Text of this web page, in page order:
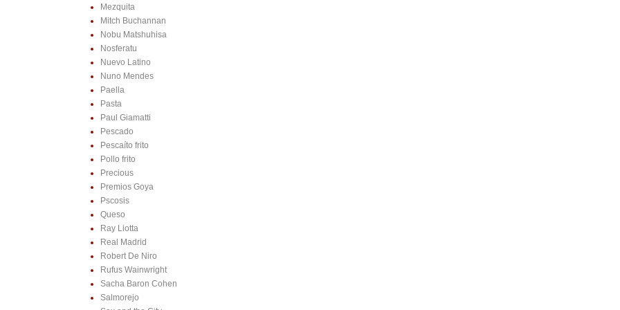
Mezquita
Mitch Buchannan
Nobu Matshuhisa
Nosferatu
Nuevo Latino
Nuno Mendes
Paella
Pasta
Paul Giamatti
Pescado
Pescaíto frito
Pollo frito
Precious
Premios Goya
Pscosis
Queso
Ray Liotta
Real Madrid
Robert De Niro
Rufus Wainwright
Sacha Baron Cohen
Salmorejo